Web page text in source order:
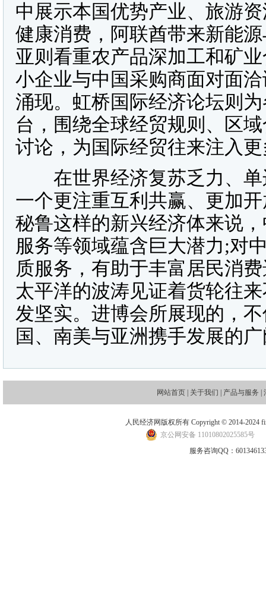
中展示本国优势产业、旅游
健康消费，阿联酋带来新能
亚则看重农产品深加工和矿
小企业与中国采购商面对面
涌现。虹桥国际经济论坛则
台，围绕全球经贸规则、区
讨论，为国际经贸往来注入
在世界经济复苏乏力、单
一个更注重互利共赢、更加
秘鲁这样的新兴经济体来说
服务等领域蕴含巨大潜力;对
质服务，有助于丰富居民消
太平洋的波涛见证着货轮往
发坚实。进博会所展现的，
国、南美与亚洲携手发展的
网站首页 关于我们 产品与服务
人民经济网版权所有 Copyright © 2014-2024
京公网安备 11010802025585号
服务咨询QQ：